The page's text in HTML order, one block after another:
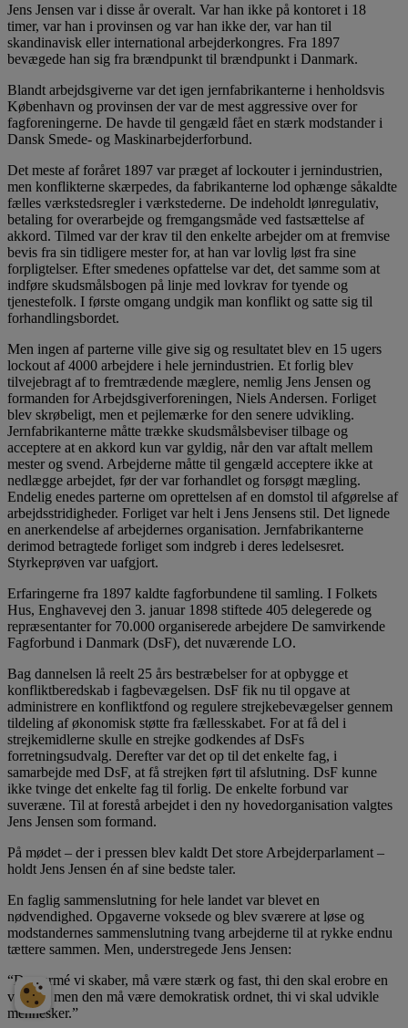
Jens Jensen var i disse år overalt. Var han ikke på kontoret i 18
timer, var han i provinsen og var han ikke der, var han til
skandinavisk eller international arbejderkongres. Fra 1897
bevægede han sig fra brændpunkt til brændpunkt i Danmark.
Blandt arbejdsgiverne var det igen jernfabrikanterne i henholdsvis
København og provinsen der var de mest aggressive over for
fagforeningerne. De havde til gengæld fået en stærk modstander i
Dansk Smede- og Maskinarbejderforbund.
Det meste af foråret 1897 var præget af lockouter i jernindustrien,
men konflikterne skærpedes, da fabrikanterne lod ophænge såkaldte
fælles værkstedsregler i værkstederne. De indeholdt lønregulativ,
betaling for overarbejde og fremgangsmåde ved fastsættelse af
akkord. Tilmed var der krav til den enkelte arbejder om at fremvise
bevis fra sin tidligere mester for, at han var lovlig løst fra sine
forpligtelser. Efter smedenes opfattelse var det, det samme som at
indføre skudsmålsbogen på linje med lovkrav for tyende og
tjenestefolk. I første omgang undgik man konflikt og satte sig til
forhandlingsbordet.
Men ingen af parterne ville give sig og resultatet blev en 15 ugers
lockout af 4000 arbejdere i hele jernindustrien. Et forlig blev
tilvejebragt af to fremtrædende mæglere, nemlig Jens Jensen og
formanden for Arbejdsgiverforeningen, Niels Andersen. Forliget
blev skrøbeligt, men et pejlemærke for den senere udvikling.
Jernfabrikanterne måtte trække skudsmålsbeviser tilbage og
acceptere at en akkord kun var gyldig, når den var aftalt mellem
mester og svend. Arbejderne måtte til gengæld acceptere ikke at
nedlægge arbejdet, før der var forhandlet og forsøgt mægling.
Endelig enedes parterne om oprettelsen af en domstol til afgørelse af
arbejdsstridigheder. Forliget var helt i Jens Jensens stil. Det lignede
en anerkendelse af arbejdernes organisation. Jernfabrikanterne
derimod betragtede forliget som indgreb i deres ledelsesret.
Styrkeprøven var uafgjort.
Erfaringerne fra 1897 kaldte fagforbundene til samling. I Folkets
Hus, Enghavevej den 3. januar 1898 stiftede 405 delegerede og
repræsentanter for 70.000 organiserede arbejdere De samvirkende
Fagforbund i Danmark (DsF), det nuværende LO.
Bag dannelsen lå reelt 25 års bestræbelser for at opbygge et
konfliktberedskab i fagbevægelsen. DsF fik nu til opgave at
administrere en konfliktfond og regulere strejkebevægelser gennem
tildeling af økonomisk støtte fra fællesskabet. For at få del i
strejkemidlerne skulle en strejke godkendes af DsFs
forretningsudvalg. Derefter var det op til det enkelte fag, i
samarbejde med DsF, at få strejken ført til afslutning. DsF kunne
ikke tvinge det enkelte fag til forlig. De enkelte forbund var
suveræne. Til at forestå arbejdet i den ny hovedorganisation valgtes
Jens Jensen som formand.
På mødet – der i pressen blev kaldt Det store Arbejderparlament –
holdt Jens Jensen én af sine bedste taler.
En faglig sammenslutning for hele landet var blevet en
nødvendighed. Opgaverne voksede og blev sværere at løse og
modstandernes sammenslutning tvang arbejderne til at rykke endnu
tættere sammen. Men, understregede Jens Jensen:
“Den armé vi skaber, må være stærk og fast, thi den skal erobre en
verden, men den må være demokratisk ordnet, thi vi skal udvikle
mennesker.”